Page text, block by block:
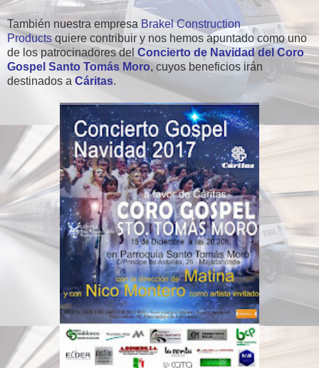
También nuestra empresa Brakel Construction
Products quiere contribuir y nos hemos apuntado como uno
de los patrocinadores del Concierto de Navidad del Coro
Gospel Santo Tomás Moro, cuyos beneficios irán
destinados a Cáritas.